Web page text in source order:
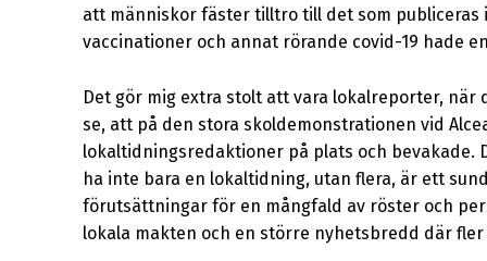
att människor fäster tilltro till det som
vaccinationer och annat rörande covid-19 hade
Det gör mig extra stolt att vara lokalreporter,
se, att på den stora skoldemonstrationen vid
lokaltidningsredaktioner på plats och bevakade.
ha inte bara en lokaltidning, utan flera, är ett
förutsättningar för en mångfald av röster och
lokala makten och en större nyhetsbredd där